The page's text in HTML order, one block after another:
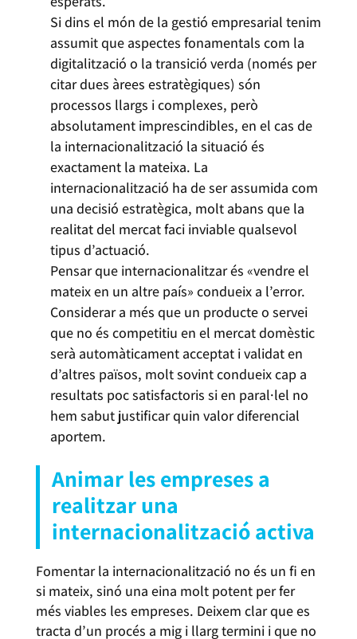
Si dins el món de la gestió empresarial tenim
assumit que aspectes fonamentals com la
digitalització o la transició verda (només per
citar dues àrees estratègiques) són
processos llargs i complexes, però
absolutament imprescindibles, en el cas de
la internacionalització la situació és
exactament la mateixa. La
internacionalització ha de ser assumida com
una decisió estratègica, molt abans que la
realitat del mercat faci inviable qualsevol
tipus d’actuació.
Pensar que internacionalitzar és «vendre el
mateix en un altre país» condueix a l’error.
Considerar a més que un producte o servei
que no és competitiu en el mercat domèstic
serà automàticament acceptat i validat en
d’altres països, molt sovint condueix cap a
resultats poc satisfactoris si en paral·lel no
hem sabut justificar quin valor diferencial
aportem.
Animar les empreses a
realitzar una
internacionalització activa
Fomentar la internacionalització no és un fi en
si mateix, sinó una eina molt potent per fer
més viables les empreses. Deixem clar que es
tracta d’un procés a mig i llarg termini i que no